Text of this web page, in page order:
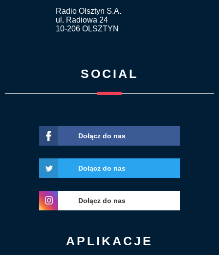
Radio Olsztyn S.A.
ul. Radiowa 24
10-206 OLSZTYN
SOCIAL
Dołącz do nas
Dołącz do nas
Dołącz do nas
APLIKACJE